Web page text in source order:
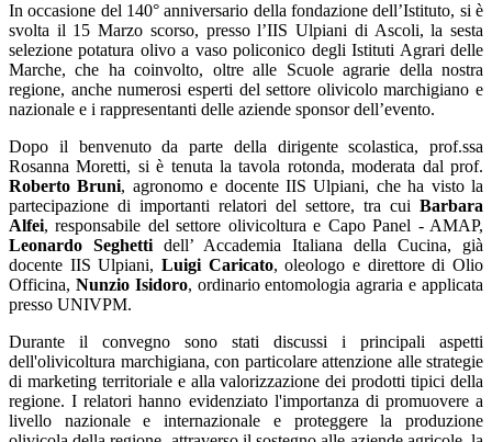
In occasione del 140° anniversario della fondazione dell’Istituto, si è
svolta il 15 Marzo scorso, presso l’IIS Ulpiani di Ascoli, la sesta
selezione potatura olivo a vaso policonico degli Istituti Agrari delle
Marche, che ha coinvolto, oltre alle Scuole agrarie della nostra
regione, anche numerosi esperti del settore olivicolo marchigiano e
nazionale e i rappresentanti delle aziende sponsor dell’evento.
Dopo il benvenuto da parte della dirigente scolastica, prof.ssa
Rosanna Moretti, si è tenuta la tavola rotonda, moderata dal prof.
Roberto Bruni, agronomo e docente IIS Ulpiani, che ha visto la
partecipazione di importanti relatori del settore, tra cui Barbara
Alfei, responsabile del settore olivicoltura e Capo Panel - AMAP,
Leonardo Seghetti dell’ Accademia Italiana della Cucina, già
docente IIS Ulpiani, Luigi Caricato, oleologo e direttore di Olio
Officina, Nunzio Isidoro, ordinario entomologia agraria e applicata
presso UNIVPM.
Durante il convegno sono stati discussi i principali aspetti
dell'olivicoltura marchigiana, con particolare attenzione alle strategie
di marketing territoriale e alla valorizzazione dei prodotti tipici della
regione. I relatori hanno evidenziato l'importanza di promuovere a
livello nazionale e internazionale e proteggere la produzione